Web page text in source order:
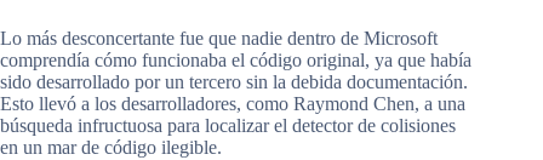
Lo más desconcertante fue que nadie dentro de Microsoft
comprendía cómo funcionaba el código original, ya que había
sido desarrollado por un tercero sin la debida documentación.
Esto llevó a los desarrolladores, como Raymond Chen, a una
búsqueda infructuosa para localizar el detector de colisiones
en un mar de código ilegible.